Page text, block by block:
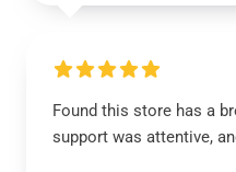
Found this store has a
support was attentive,